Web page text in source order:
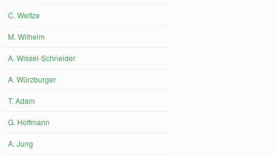
C. Weitze
M. Wilhelm
A. Wissel-Schneider
A. Würzburger
T. Adam
G. Hoffmann
A. Jung